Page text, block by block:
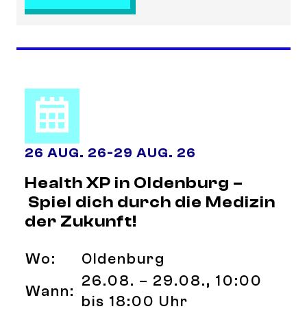
26 AUG. 26-29 AUG. 26
Health XP in Oldenburg –
Spiel dich durch die Medizin
der Zukunft!
Wo:
Oldenburg
Wann:
26.08. – 29.08., 10:00
bis 18:00 Uhr